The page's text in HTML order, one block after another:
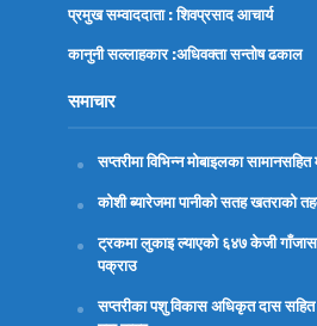
प्रमुख सम्वाददाता : शिवप्रसाद आचार्य
कानुनी सल्लाहकार :अधिवक्तासन्तोष ढकाल
समाचार
सप्तरीमा विभिन्न मोबाइलका
कोशी ब्यारेजमा पानीको सतह खतराको
ट्रकमा लुकाइ ल्याएको ६४७ केजी
पक्राउ
सप्तरीका पशु विकास अधिकृत दास सहित